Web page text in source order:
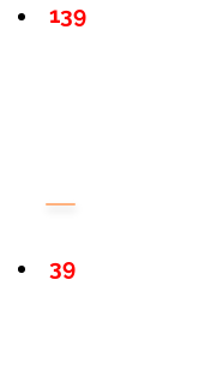
139
39